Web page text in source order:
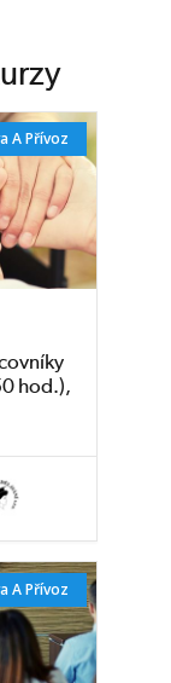
A Přívoz
hod.),
A Přívoz